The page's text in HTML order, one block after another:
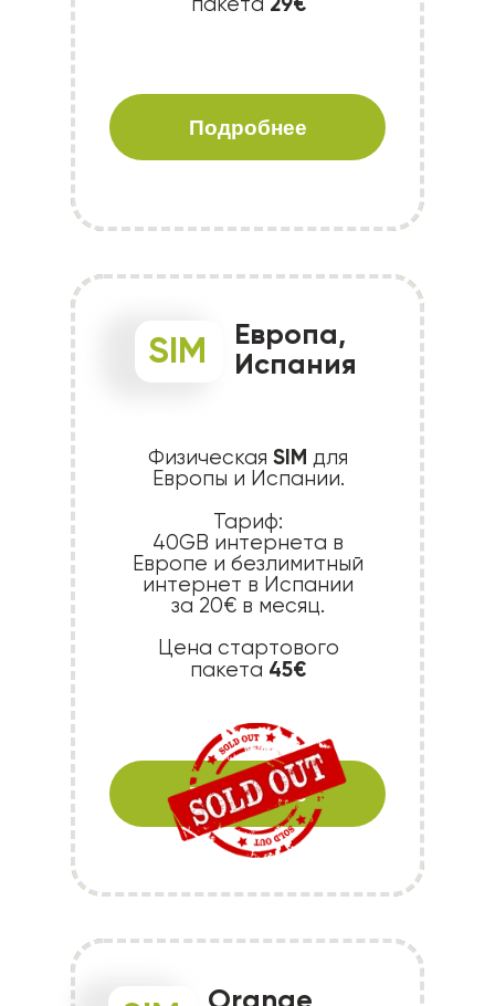
Подробнее
Физическая SIM для
Европы и Испании.
Тариф:
40GB интернета в
Европе и безлимитный
интернет в Испании
за 20€ в месяц.
Цена стартового
пакета 45€
Подробнее
SIM
Европа,
Испания